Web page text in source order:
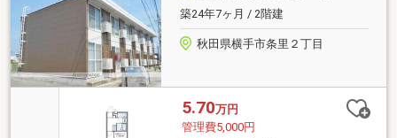
築24年7ヶ月 / 2階建
秋田県横手市条里２丁目
5.70万円
管理費5,000円